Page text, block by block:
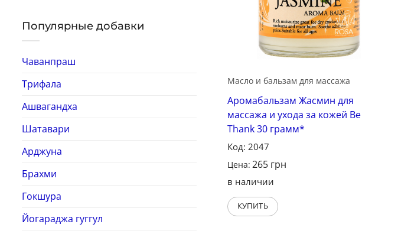
Популярные добавки
Чаванпраш
Трифала
Ашвагандха
Шатавари
Арджуна
Брахми
Гокшура
Йогараджа гуггул
Масло и бальзам для массажа
Аромабальзам Жасмин для
массажа и ухода за кожей Be
Thank 30 грамм*
Код: 2047
Цена: 265 грн
в наличии
КУПИТЬ